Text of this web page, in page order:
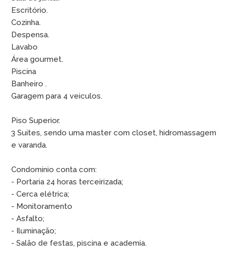
Escritório.
Cozinha.
Despensa.
Lavabo
Área gourmet.
Piscina
Banheiro .
Garagem para 4 veiculos.
Piso Superior.
3 Suites, sendo uma master com closet, hidromassagem
e varanda.
Condominio conta com:
- Portaria 24 horas terceirizada;
- Cerca elétrica;
- Monitoramento
- Asfalto;
- Iluminação;
- Salão de festas, piscina e academia.